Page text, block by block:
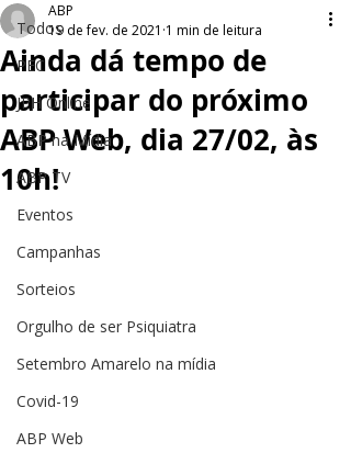
Todos
PEC
JPH Online
ABP na Mídia
ABP TV
Eventos
Campanhas
Sorteios
Orgulho de ser Psiquiatra
Setembro Amarelo na mídia
Covid-19
ABP Web
Ainda dá tempo de
participar do próximo
ABP Web, dia 27/02, às
10h!
ABP
19 de fev. de 2021 1 min de leitura